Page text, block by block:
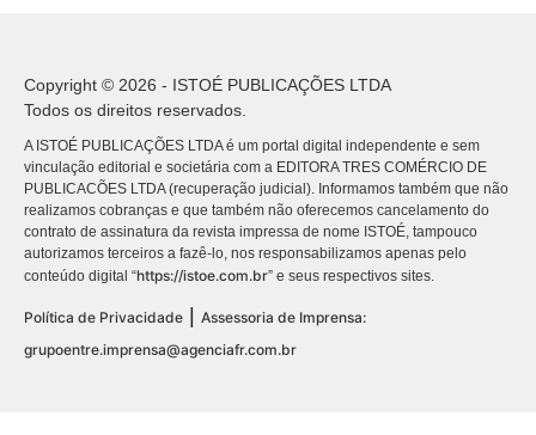
Copyright © 2026 - ISTOÉ PUBLICAÇÕES LTDA
Todos os direitos reservados.
A ISTOÉ PUBLICAÇÕES LTDA é um portal digital independente e sem
vinculação editorial e societária com a EDITORA TRES COMÉRCIO DE
PUBLICACÕES LTDA (recuperação judicial). Informamos também que não
realizamos cobranças e que também não oferecemos cancelamento do
contrato de assinatura da revista impressa de nome ISTOÉ, tampouco
autorizamos terceiros a fazê-lo, nos responsabilizamos apenas pelo
conteúdo digital “https://istoe.com.br” e seus respectivos sites.
Política de Privacidade
Assessoria de Imprensa:
grupoentre.imprensa@agenciafr.com.br